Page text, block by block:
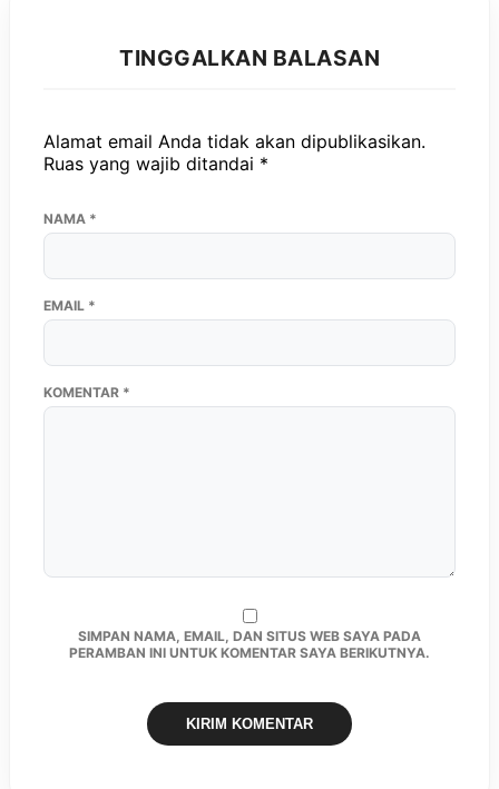
TINGGALKAN BALASAN
Alamat email Anda tidak akan dipublikasikan.
Ruas yang wajib ditandai *
KOMENTAR *
NAMA *
EMAIL *
SIMPAN NAMA, EMAIL, DAN SITUS WEB SAYA PADA
PERAMBAN INI UNTUK KOMENTAR SAYA BERIKUTNYA.